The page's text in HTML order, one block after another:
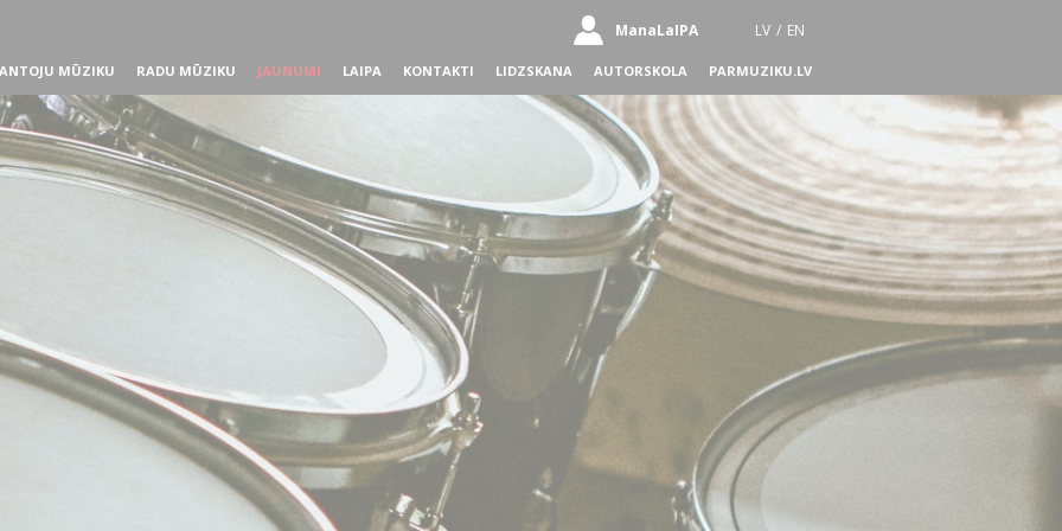
ManaLaIPA LV / EN
MŪZIKU RADU MŪZIKU JAUNUMI LAIPA KONTAKTI LIDZSKANA AUTORSKOLA PARMUZIKU.LV